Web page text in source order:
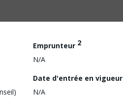
Emprunteur 2
N/A
Date d'entrée en vigueur
N/A